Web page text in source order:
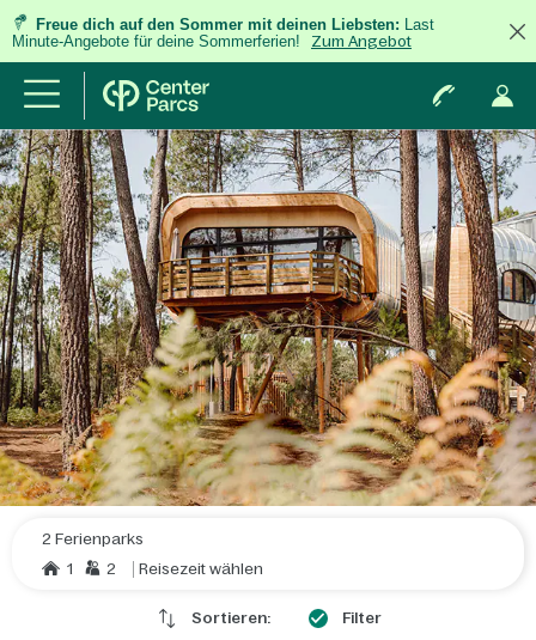
Freue dich auf den Sommer mit deinen Liebsten: Last
Minute-Angebote für deine Sommerferien!
Zum Angebot
2 Ferienparks
1
2 Reisezeit wählen
Sortieren: Filter